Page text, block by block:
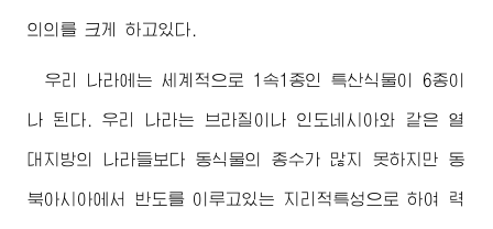
의의를 크게 하고있다.
우리 나라에는 세계적으로 1속1종인 특산식물이 6종이
나 된다. 우리 나라는 브라질이나 인도네시아와 같은 열
대지방의 나라들보다 동식물의 종수가 많지 못하지만 동
북아시아에서 반도를 이루고있는 지리적특성으로 하여 력